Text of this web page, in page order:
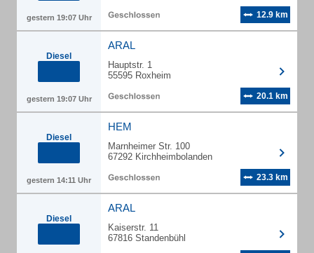
gestern 19:07 Uhr 12.9 km
Diesel
gestern 19:07 Uhr
ARAL
Hauptstr. 1
55595 Roxheim
20.1 km
Diesel
gestern 14:11 Uhr
HEM
Marnheimer Str. 100
67292 Kirchheimbolanden
23.3 km
Diesel
ARAL
Kaiserstr. 11
67816 Standenbühl